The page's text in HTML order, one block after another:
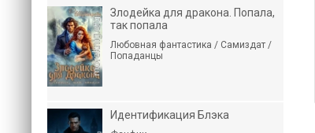
Злодейка для дракона. Попала,
так попала
Любовная фантастика / Самиздат /
Попаданцы
Идентификация Блэка